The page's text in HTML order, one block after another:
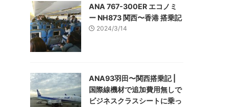
ANA 767-300ER エコノミ
ー NH873 関西〜香港 搭乗記
2024/3/14
ANA93羽田〜関西搭乗記 |
国際線機材で追加費用無しで
ビジネスクラスシートに乗っ